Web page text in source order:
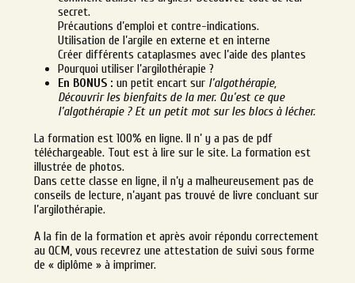
secret.
Précautions d’emploi et contre-indications.
Utilisation de l’argile en externe et en interne
Créer différents cataplasmes avec l’aide des plantes
Pourquoi utiliser l’argilothérapie ?
En BONUS : un petit encart surl’algothérapie,
Découvrir les bienfaits de la mer. Qu’est ce que
l’algothérapie ? Et un petit mot sur les blocs à lécher.
La formation est 100% en ligne. Il n’ y a pas de pdf
téléchargeable. Tout est à lire sur le site. La formation est
illustrée de photos.
Dans cette classe en ligne, il n’y a malheureusement pas de
conseils de lecture, n’ayant pas trouvé de livre concluant sur
l’argilothérapie.
A la fin de la formation et après avoir répondu correctement
au QCM, vous recevrez une attestation de suivi sous forme
de « diplôme » à imprimer.